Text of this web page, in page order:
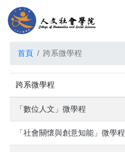
首頁 跨系微學程
跨系微學程
「數位人文」微學程
「社會關懷與創意知能」微學程